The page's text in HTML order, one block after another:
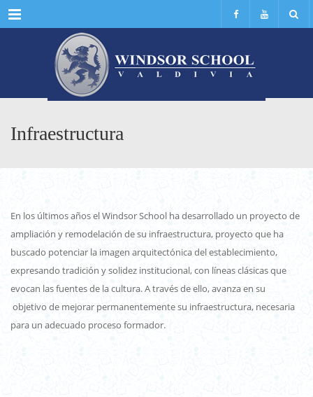
Menu
Infraestructura
En los últimos años el Windsor School ha desarrollado un proyecto de
ampliación y remodelación de su infraestructura, proyecto que ha
buscado potenciar la imagen arquitectónica del establecimiento,
expresando tradición y solidez institucional, con líneas clásicas que
evocan las fuentes de la cultura. A través de ello, avanza en su
objetivo de mejorar permanentemente su infraestructura, necesaria
para un adecuado proceso formador.